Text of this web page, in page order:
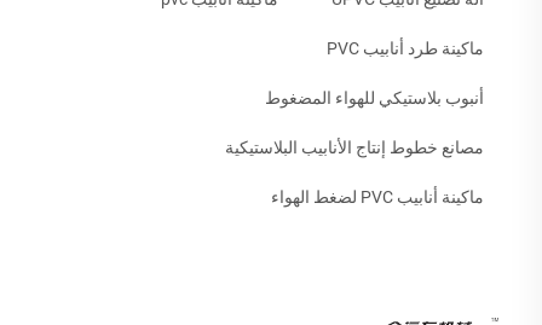
ماكينة طرد أنابيب PVC
أنبوب بلاستيكي للهواء المضغوط
مصانع خطوط إنتاج الأنابيب البلاستيكية
ماكينة أنابيب PVC لضغط الهواء